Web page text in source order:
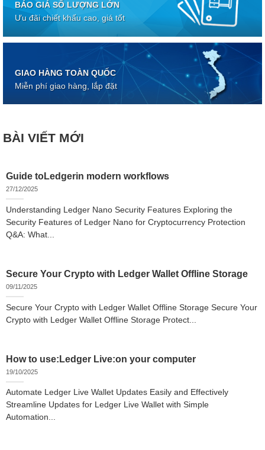
BÁO GIÁ SỐ LƯỢNG LỚN
Ưu đãi chiết khấu cao, giá tốt
GIAO HÀNG TOÀN QUỐC
Miễn phí giao hàng, lắp đặt
BÀI VIẾT MỚI
Guide toLedgerin modern workflows
27/12/2025
Understanding Ledger Nano Security Features Exploring the
Security Features of Ledger Nano for Cryptocurrency Protection
Q&A: What...
Secure Your Crypto with Ledger Wallet Offline Storage
09/11/2025
Secure Your Crypto with Ledger Wallet Offline Storage Secure Your
Crypto with Ledger Wallet Offline Storage Protect...
How to use:Ledger Live:on your computer
19/10/2025
Automate Ledger Live Wallet Updates Easily and Effectively
Streamline Updates for Ledger Live Wallet with Simple
Automation...